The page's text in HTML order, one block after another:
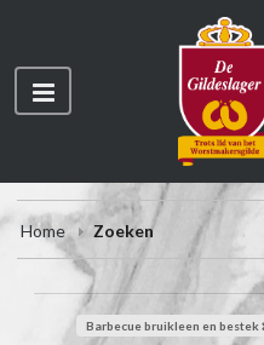
Home Zoeken
Barbecue bruikleen en bestek